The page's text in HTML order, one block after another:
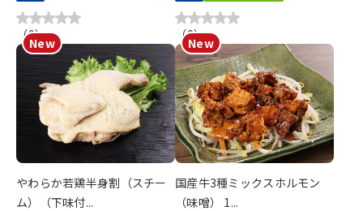
（0） （0）
やわらか若鶏半身割（スチー
ム）（下味付...
国産牛3種ミックスホルモン
（味噌） 1...